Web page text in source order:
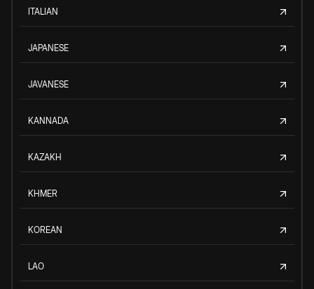
ITALIAN
JAPANESE
JAVANESE
KANNADA
KAZAKH
KHMER
KOREAN
LAO